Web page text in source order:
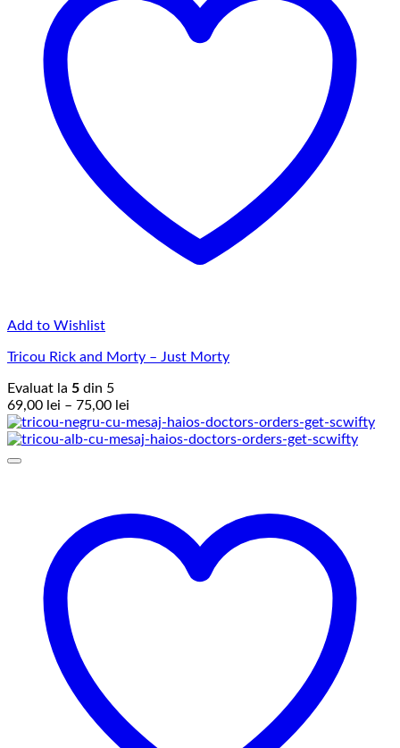
Add to Wishlist
Tricou Rick and Morty – Just Morty
Evaluat la 5 din 5
69,00 lei – 75,00 lei
de
prețuri: